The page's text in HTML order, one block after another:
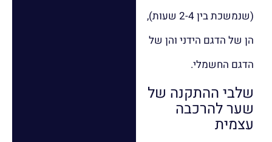
(שנמשכת בין 2-4 שעות),
הן של הדגם הידני והן של
הדגם החשמלי.
שלבי ההתקנה של
שער להרכבה
עצמית